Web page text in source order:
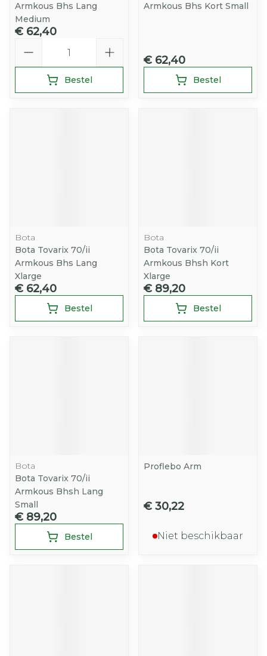
Armkous Bhs Lang
Medium
€ 62,40
Bestel
Armkous Bhs Kort Small
€ 62,40
Bestel
Bota
Bota Tovarix 70/ii
Armkous Bhs Lang
Xlarge
€ 62,40
Bestel
Bota
Bota Tovarix 70/ii
Armkous Bhsh Kort
Xlarge
€ 89,20
Bestel
Bota
Bota Tovarix 70/ii
Armkous Bhsh Lang
Small
€ 89,20
Bestel
Proflebo Arm
€ 30,22
Niet beschikbaar